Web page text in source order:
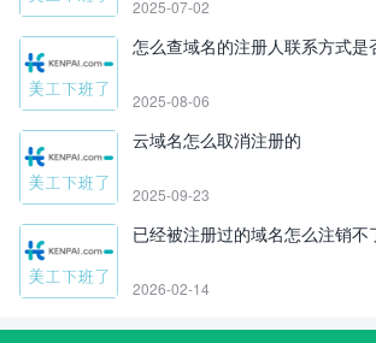
2025-07-02
怎么查域名的注册人联系方式是
2025-08-06
云域名怎么取消注册的
2025-09-23
已经被注册过的域名怎么注销不
2026-02-14